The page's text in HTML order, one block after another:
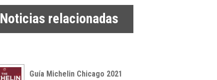
Noticias relacionadas
Guía Michelin Chicago 2021